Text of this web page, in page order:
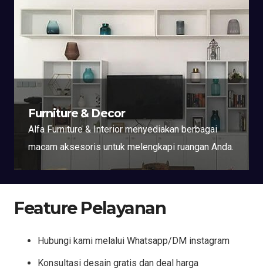
Furniture & Decor
Alfa Furniture & Interior menyediakan berbagai
macam aksesoris untuk melengkapi ruangan Anda.
Feature Pelayanan
Hubungi kami melalui Whatsapp/DM instagram
Konsultasi desain gratis dan deal harga